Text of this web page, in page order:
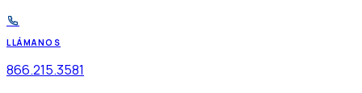
LLÁMANOS
866.215.3581